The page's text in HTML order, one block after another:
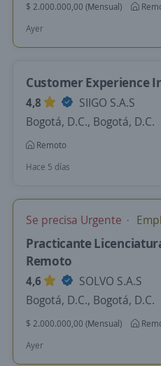
$ 2.000.000,00 (Mensual)
Ayer
Customer Experience
4,8
SIIGO S.A.S
Bogotá, D.C., Bogotá, D.C.
Remoto
Hace 5 días
Se precisa Urgente
Practicante
Remoto
4,6
SOLVO S.A.S
Bogotá, D.C., Bogotá, D.C.
$ 2.000.000,00 (Mensual)
Ayer